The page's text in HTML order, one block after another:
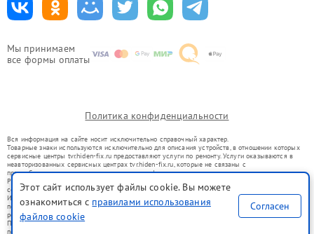
Мы принимаем
все формы оплаты
Политика конфиденциальности
Вся информация на сайте носит исключительно справочный характер.
Товарные знаки используются исключительно для описания устройств, в отношении которых
сервисные центры tvr.hiden-fix.ru предоставляют услуги по ремонту. Услуги оказываются в
неавторизованных сервисных центрах tvr.hiden-fix.ru, которые не связаны с
правообладателями товарных знаков или их официальными представителями.
Ремонт осуществляется для устройств, уже введенных в гражданский оборот в соответствии
со статьей 1487 ГК РФ.
Использование товарных знаков не преследует цели индивидуализации услуг или введения
потребителей в заблуждение, а служит для информирования о предоставляемых услугах по
ремонту техники указанных брендов.
Представленная на сайте информация не является публичной офертой, определяемой
положениями Статьи 437(2) Гражданского кодекса РФ
Этот сайт использует файлы cookie. Вы можете
ознакомиться с правилами использования
файлов cookie
Согласен